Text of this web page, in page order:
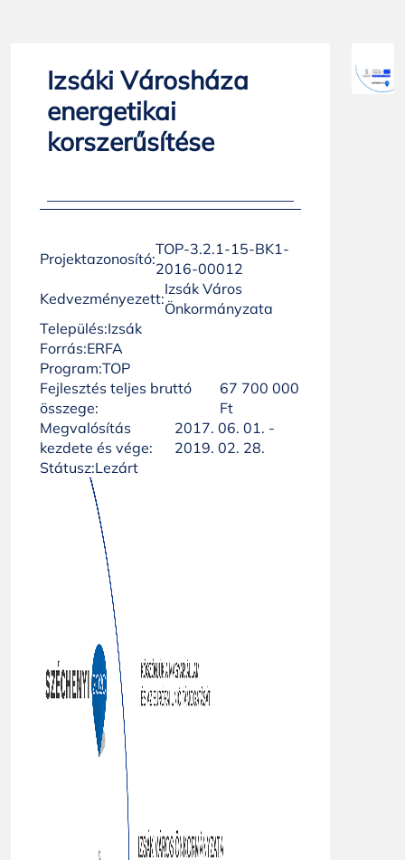
Izsáki Városháza
energetikai
korszerűsítése
Projektazonosító:
TOP-3.2.1-15-BK1-
2016-00012
Kedvezményezett:
Izsák Város
Önkormányzata
Település:Izsák
Forrás:ERFA
Program:TOP
Fejlesztés teljes bruttó
összege:
67 700 000
Ft
Megvalósítás
kezdete és vége:
2017. 06. 01. -
2019. 02. 28.
Státusz:Lezárt